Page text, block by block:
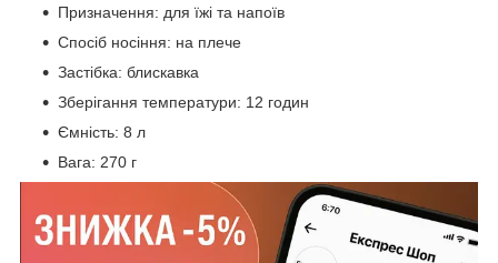
Призначення: для їжі та напоїв
Спосіб носіння: на плече
Застібка: блискавка
Зберігання температури: 12 годин
Ємність: 8 л
Вага: 270 г